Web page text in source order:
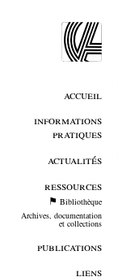
accueil
informations
pratiques
actualités
ressources
Bibliothèque
Archives, documentation
et collections
publications
liens